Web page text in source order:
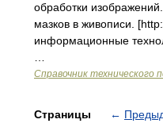
обработки
мазков в живописи.
информационные
Справочник технического
Страницы ←